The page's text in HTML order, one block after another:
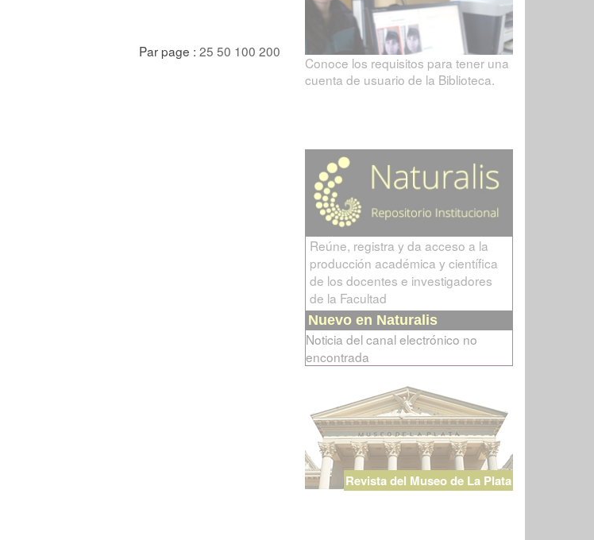
Par page : 25 50 100 200
Conoce los requisitos para tener una
cuenta de usuario de la Biblioteca.
Reúne, registra y da acceso a la
producción académica y científica
de los docentes e investigadores
de la Facultad
Nuevo en Naturalis
Noticia del canal electrónico no
encontrada
Revista del Museo de La Plata